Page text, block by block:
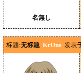
名無し
标题:无标题 KrOne 发表